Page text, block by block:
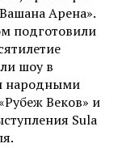
Арена».
подготовили
шоу в
народными
Веков» и
Sula